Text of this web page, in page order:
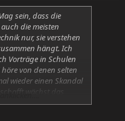
sein, dass die
die meisten
nur, sie verstehen
hängt. Ich
Vorträge in Schulen
von denen selten
wieder einen Skandal
wächst das
sich noch immer